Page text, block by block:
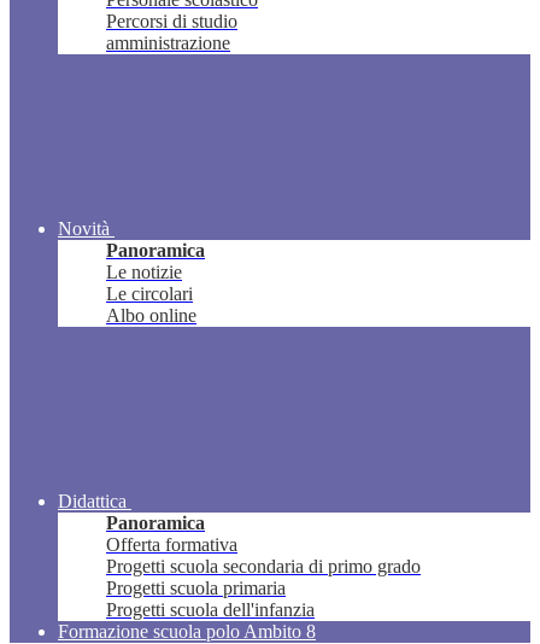
Percorsi di studio
amministrazione
Novità
Panoramica
Le notizie
Le circolari
Albo online
Didattica
Panoramica
Offerta formativa
Progetti scuola secondaria di primo grado
Progetti scuola primaria
Progetti scuola dell'infanzia
Formazione scuola polo Ambito 8